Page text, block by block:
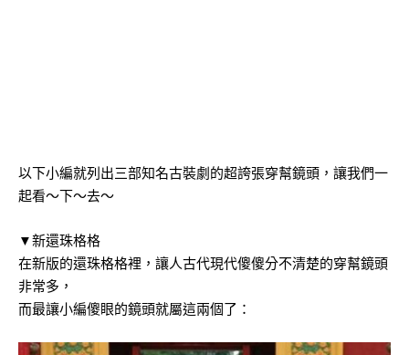
以下小編就列出三部知名古裝劇的超誇張穿幫鏡頭，讓我們一
起看～下～去～
▼新還珠格格
在新版的還珠格格裡，讓人古代現代傻傻分不清楚的穿幫鏡頭
非常多，
而最讓小編傻眼的鏡頭就屬這兩個了：